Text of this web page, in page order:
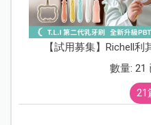
【試用募集】Richell利
數量: 21
21